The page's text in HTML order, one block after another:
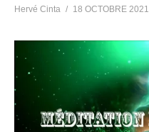
Hervé Cinta 18 OCTOBRE 2021